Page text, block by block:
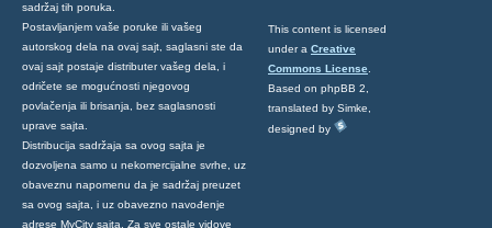
sadržaj tih poruka.
Postavljanjem vaše poruke ili vašeg
autorskog dela na ovaj sajt, saglasni ste da
ovaj sajt postaje distributer vašeg dela, i
odričete se mogućnosti njegovog
povlačenja ili brisanja, bez saglasnosti
uprave sajta.
Distribucija sadržaja sa ovog sajta je
dozvoljena samo u nekomercijalne svrhe, uz
obaveznu napomenu da je sadržaj preuzet
sa ovog sajta, i uz obavezno navođenje
adrese MyCity sajta. Za sve ostale vidove
This content is licensed
under a Creative
Commons License
Based on phpBB 2,
translated by Simke,
designed by